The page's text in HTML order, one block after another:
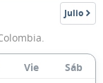
Julio
1910
Vie Sáb